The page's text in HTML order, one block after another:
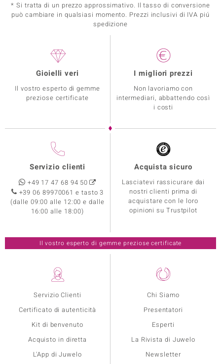
* Si tratta di un prezzo approssimativo. Il tasso di conversione
può cambiare in qualsiasi momento. Prezzi inclusivi di IVA piú
spedizione
Servizio Clienti
Certificato di autenticità
Kit di benvenuto
Acquisto in diretta
L'App di Juwelo
Chi Siamo
Presentatori
Esperti
La Rivista di Juwelo
Newsletter
Gioielli veri
Il vostro esperto di gemme
preziose certificate
I migliori prezzi
Non lavoriamo con
intermediari, abbattendo così
i costi
Servizio clienti
+49 17 47 68 94 50
+39 06 89970061 e tasto 3
(dalle 09:00 alle 12:00 e dalle
16:00 alle 18:00)
Acquista sicuro
Lasciatevi rassicurare dai
nostri clienti prima di
acquistare con le loro
opinioni su Trustpilot
Il vostro esperto di gemme preziose certificate